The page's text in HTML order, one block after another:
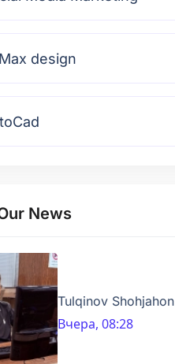
design
News
Tulqinov Shohjahon
Вчера, 08:28